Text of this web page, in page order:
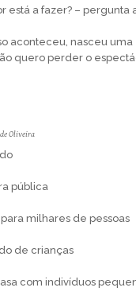
está a fazer? – pergunta
aconteceu, nasceu
quero perder o
Oliveira
pública
milhares de pessoas
de crianças
com indivíduos